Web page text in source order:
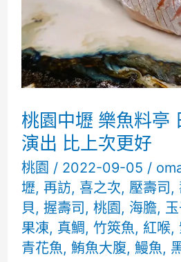
道
該
怎
形
容
的
一
餐
還
是
桃園中壢 樂魚料亭
演出 比上次更好
桃園 / 2022-09-05 /
壢, 再訪, 喜之次, 壓壽司 ,
貝 , 握壽司 , 桃園 , 海膽,
果凍, 真鯛, 竹筴魚, 紅喉,
青花魚, 鮪魚大腹, 鰻魚,